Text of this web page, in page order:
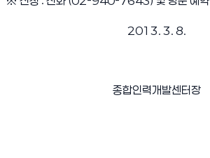
2013. 3. 8.
종합인력개발센터장